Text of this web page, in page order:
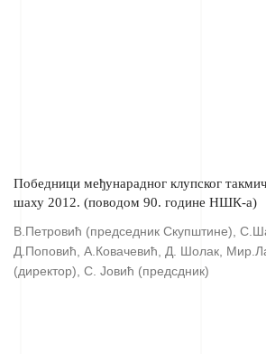
Победници међунарадног клупског
шаху 2012. (поводом 90. године НШК-а)
В.Петровић (председник Скупштине),
Д.Поповић, А.Ковачевић, Д. Шолак,
(директор), С. Јовић (предсдник)